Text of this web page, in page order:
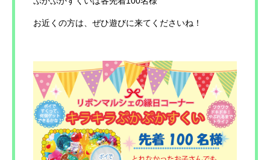
お近くの方は、ぜひ遊びに来てくださいね！